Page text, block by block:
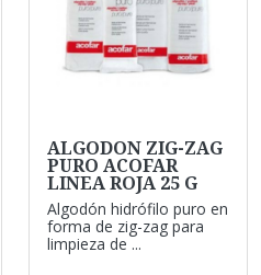
ALGODON ZIG-ZAG
PURO ACOFAR
LINEA ROJA 25 G
Algodón hidrófilo puro en
forma de zig-zag para
limpieza de ...